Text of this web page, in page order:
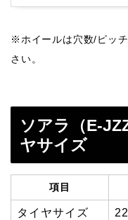
※ホイールは穴数/ピッ
さい。
ソアラ（E-
ヤサイズ
項目
タイヤサイズ